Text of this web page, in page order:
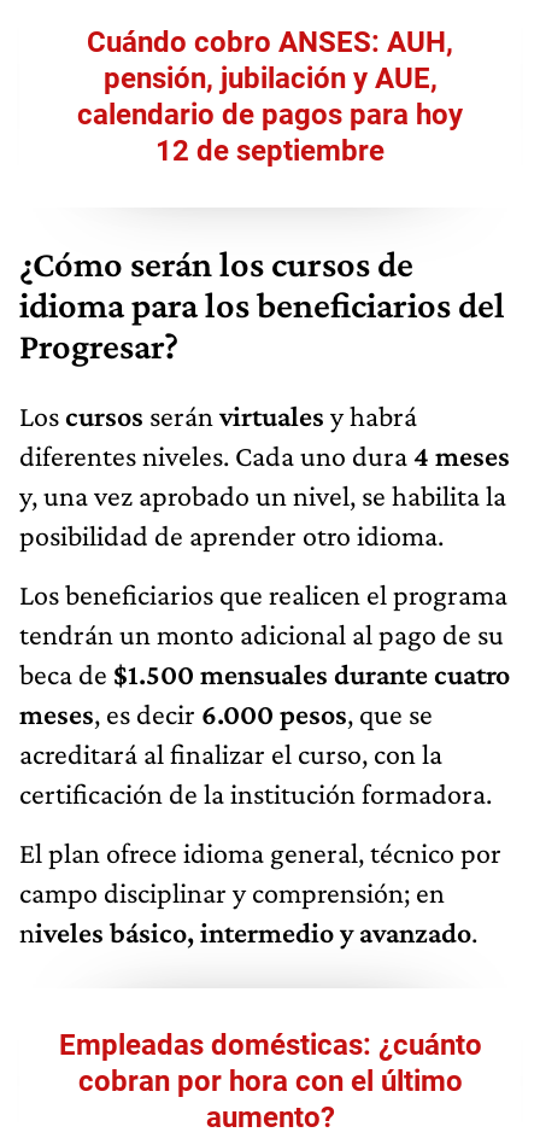
Cuándo cobro ANSES: AUH,
pensión, jubilación y AUE,
calendario de pagos para hoy
12 de septiembre
¿Cómo serán los cursos de
idioma para los beneficiarios del
Progresar?
Loscursos seránvirtuales y habrá
diferentes niveles. Cada uno dura4 meses
y, una vez aprobado un nivel, se habilita la
posibilidad de aprender otro idioma.
Los beneficiarios que realicen el programa
tendrán un monto adicional al pago de su
beca de $1.500 mensuales durante cuatro
meses, es decir 6.000 pesos, que se
acreditará al finalizar el curso, con la
certificación de la institución formadora.
El plan ofrece idioma general, técnico por
campo disciplinar y comprensión; en
niveles básico, intermedio y avanzado.
Empleadas domésticas: ¿cuánto
cobran por hora con el último
aumento?